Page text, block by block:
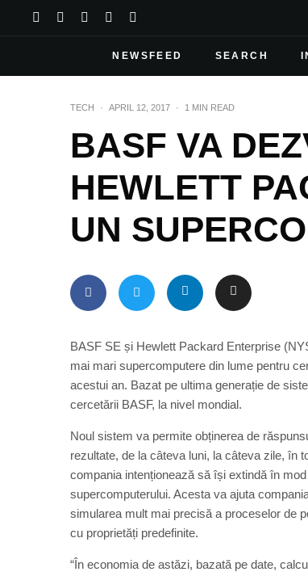
NEWSFEED SEARCH
TECH · APRIL 12, 2017 · 1 MIN READ
BASF VA
HEWLETT
UN
BASF SE și Hewlett Packard Enterprise
mai mari supercomputere din lume pentru
acestui an. Bazat pe ultima generație de
cercetării BASF, la nivel mondial.
Noul sistem va permite obținerea de
rezultate, de la câteva luni, la câteva zile, în
compania intenționează să își extindă în
supercomputerului. Acesta va ajuta
simularea mult mai precisă a proceselor de
cu proprietăți predefinite.
“În economia de astăzi, bazată pe date,